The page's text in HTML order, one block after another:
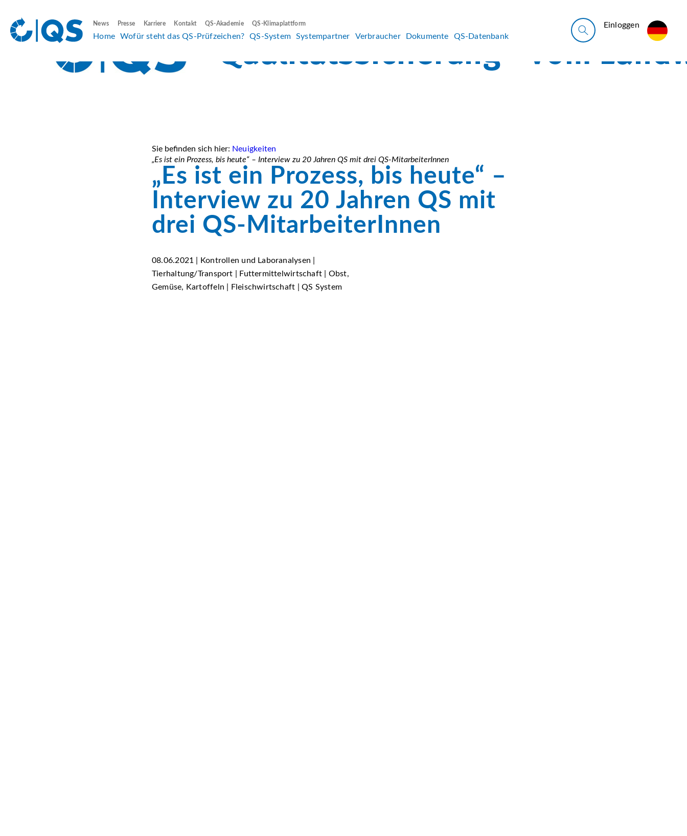
News Presse Karriere Kontakt QS-Akademie QS-Klimaplattform
Home Wofür steht das QS-Prüfzeichen? QS-System Systempartner Verbraucher Dokumente QS-Datenbank
Ein­log­gen
Sie befinden sich hier: Neuigkeiten
„Es ist ein Prozess, bis heute“ – Interview zu 20 Jahren QS mit drei QS-MitarbeiterInnen
„Es ist ein Prozess, bis heute“ –
Interview zu 20 Jahren QS mit
drei QS-MitarbeiterInnen
08.06.2021 | Kontrollen und Laboranalysen |
Tierhaltung/Transport | Futtermittelwirtschaft | Obst,
Gemüse, Kartoffeln | Fleischwirtschaft | QS System